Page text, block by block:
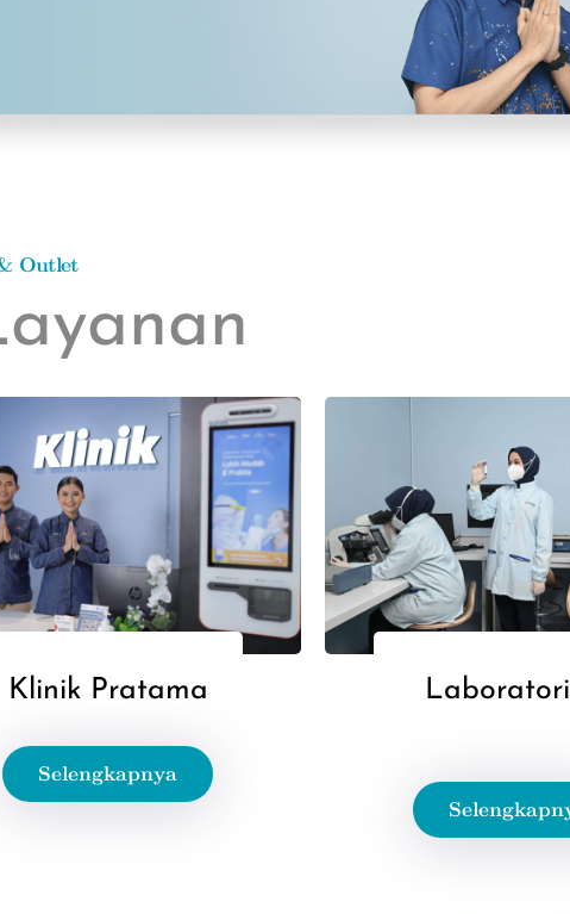
Outlet
Klinik Pratama
Selengkapnya